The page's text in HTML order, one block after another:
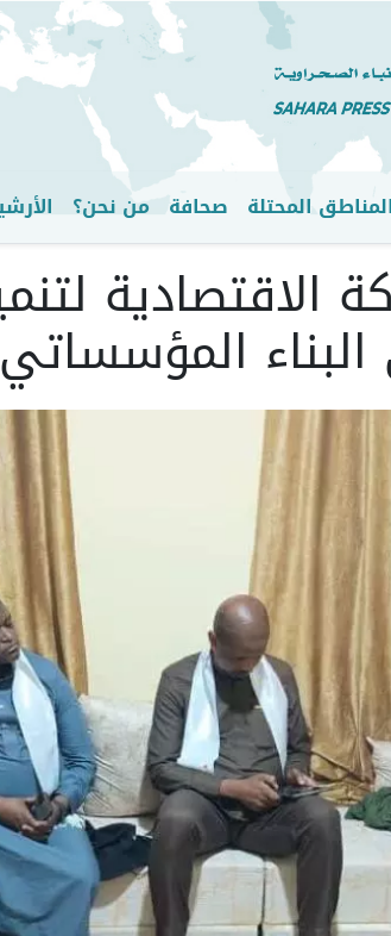
المناطق المحتلة صحافة من نحن؟
الاقتصادية
المؤسساتي